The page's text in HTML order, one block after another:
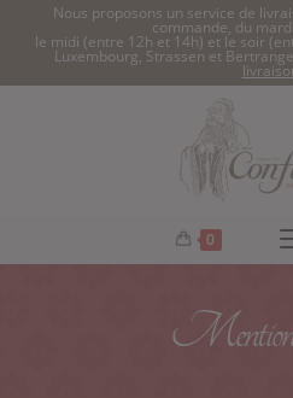
Nous proposons un service de
commande, du
le midi (entre 12h et 14h) et le soir
Luxembourg, Strassen et
0
Mentions